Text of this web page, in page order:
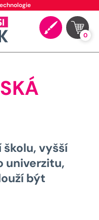
30 dní
0
vyšší
univerzitu,
být